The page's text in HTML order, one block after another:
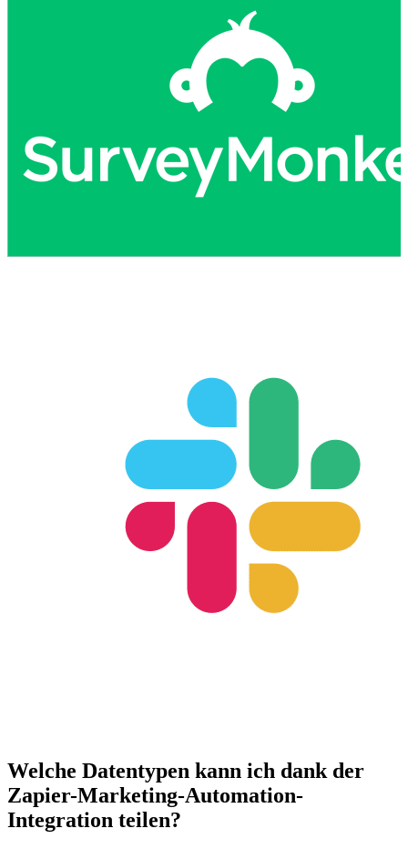
Welche Datentypen kann ich dank der
Zapier-Marketing-Automation-
Integration teilen?